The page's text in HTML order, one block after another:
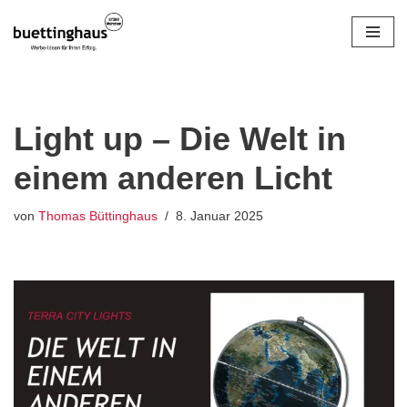
Zum
Light up – Die Welt in
einem anderen Licht
von Thomas Büttinghaus 8. Januar 2025